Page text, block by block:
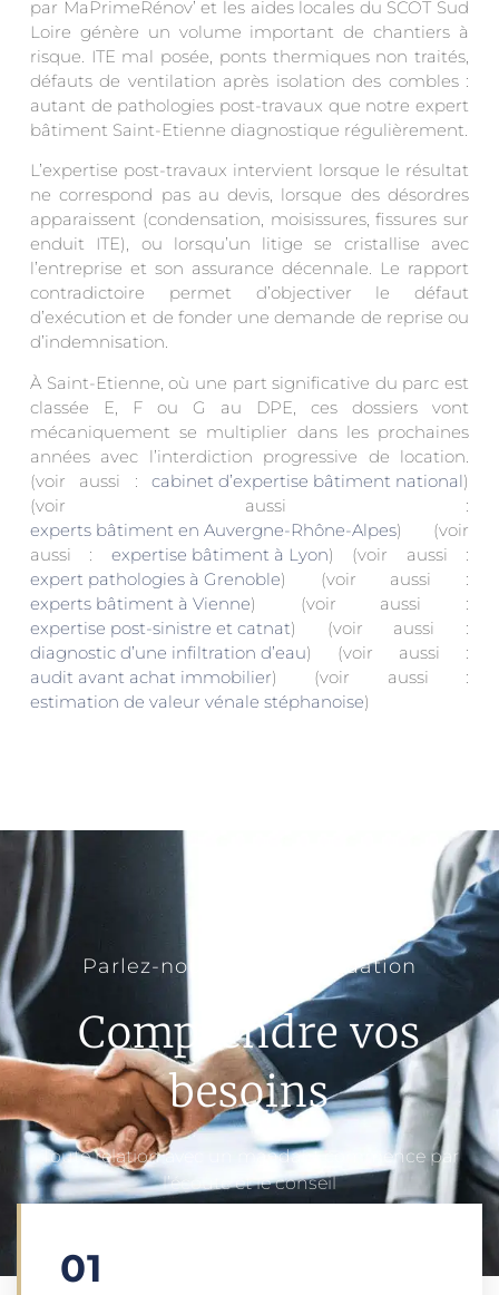
par MaPrimeRénov’ et les aides locales du SCOT Sud
Loire génère un volume important de chantiers à
risque. ITE mal posée, ponts thermiques non traités,
défauts de ventilation après isolation des combles :
autant de pathologies post-travaux que notre expert
bâtiment Saint-Etienne diagnostique régulièrement.
L’expertise post-travaux intervient lorsque le résultat
ne correspond pas au devis, lorsque des désordres
apparaissent (condensation, moisissures, fissures sur
enduit ITE), ou lorsqu’un litige se cristallise avec
l’entreprise et son assurance décennale. Le rapport
contradictoire permet d’objectiver le défaut
d’exécution et de fonder une demande de reprise ou
d’indemnisation.
À Saint-Etienne, où une part significative du parc est
classée E, F ou G au DPE, ces dossiers vont
mécaniquement se multiplier dans les prochaines
années avec l’interdiction progressive de location.
(voir aussi : cabinet d’expertise bâtiment national)
(voir aussi :
experts bâtiment en Auvergne-Rhône-Alpes) (voir
aussi : expertise bâtiment à Lyon) (voir aussi :
expert pathologies à Grenoble) (voir aussi :
experts bâtiment à Vienne) (voir aussi :
expertise post-sinistre et catnat) (voir aussi :
diagnostic d’une infiltration d’eau) (voir aussi :
audit avant achat immobilier) (voir aussi :
estimation de valeur vénale stéphanoise)
Parlez-nous de votre situation
Comprendre vos
besoins
Toute relation avec un mandant commence par
l’écoute et le conseil
01